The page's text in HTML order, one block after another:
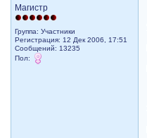
Магистр
Группа: Участники
Регистрация: 12 Дек 2006, 17:51
Сообщений: 13235
Пол: